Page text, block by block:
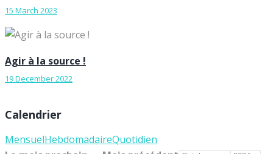
15 March 2023
Agir à la source !
19 December 2022
Calendrier
MensuelHebdomadaireQuotidien